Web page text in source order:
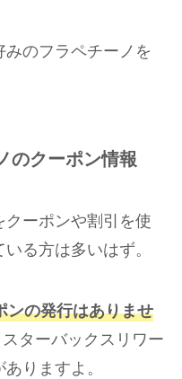
のフラペチーノを
のクーポン情報
ーポンや割引を使
る方は多いはず。
ンの発行はありませ
ターバックスリワー
りますよ。